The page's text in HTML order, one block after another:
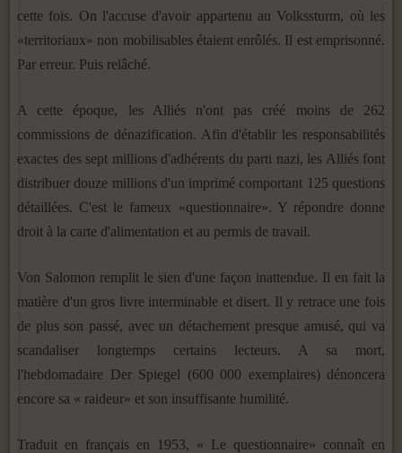
cette fois. On l'accuse d'avoir appartenu au Volkssturm, où les
«territoriaux» non mobilisables étaient enrôlés. Il est emprisonné.
Par erreur. Puis relâché.
A cette époque, les Alliés n'ont pas créé moins de 262
commissions de dénazification. Afin d'établir les responsabilités
exactes des sept millions d'adhérents du parti nazi, les Alliés font
distribuer douze millions d'un imprimé comportant 125 questions
détaillées. C'est le fameux «questionnaire». Y répondre donne
droit à la carte d'alimentation et au permis de travail.
Von Salomon remplit le sien d'une façon inattendue. Il en fait la
matière d'un gros livre interminable et disert. Il y retrace une fois
de plus son passé, avec un détachement presque amusé, qui va
scandaliser longtemps certains lecteurs. A sa mort,
l'hebdomadaire Der Spiegel (600 000 exemplaires) dénoncera
encore sa « raideur» et son insuffisante humilité.
Traduit en français en 1953, « Le questionnaire» connaît en